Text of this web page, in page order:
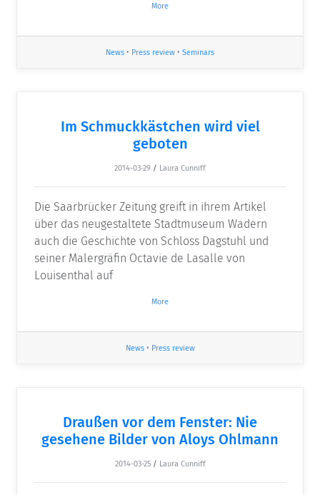
More
News • Press review • Seminars
Im Schmuckkästchen wird viel
geboten
2014-03-29 / Laura Cunniff
Die Saarbrücker Zeitung greift in ihrem Artikel
über das neugestaltete Stadtmuseum Wadern
auch die Geschichte von Schloss Dagstuhl und
seiner Malergräfin Octavie de Lasalle von
Louisenthal auf
More
News• Press review
Draußen vor dem Fenster: Nie
gesehene Bilder von Aloys Ohlmann
2014-03-25 / Laura Cunniff